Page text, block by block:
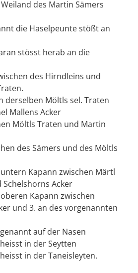
des Martin Sämers
die Haselpeunte stößt an
stösst herab an die
des Hirndleins und
derselben Möltls sel. Traten
Mallens Acker
Möltls Traten und Martin
des Sämers und des Möltls
Kapann zwischen Märtl
Acker
Kapann zwischen
und 3. an des vorgenannten
auf der Nasen
in der Seytten
in der Taneisleyten.